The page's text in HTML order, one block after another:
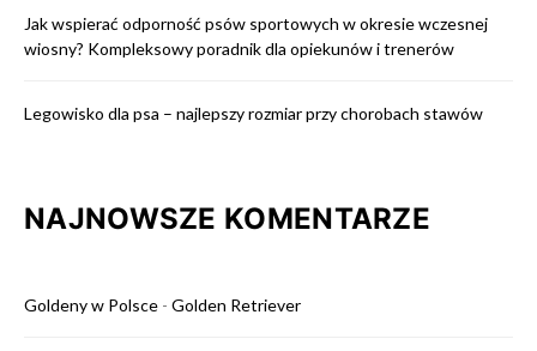
Jak wspierać odporność psów sportowych w okresie wczesnej
wiosny? Kompleksowy poradnik dla opiekunów i trenerów
Legowisko dla psa – najlepszy rozmiar przy chorobach stawów
NAJNOWSZE KOMENTARZE
Goldeny w Polsce - Golden Retriever